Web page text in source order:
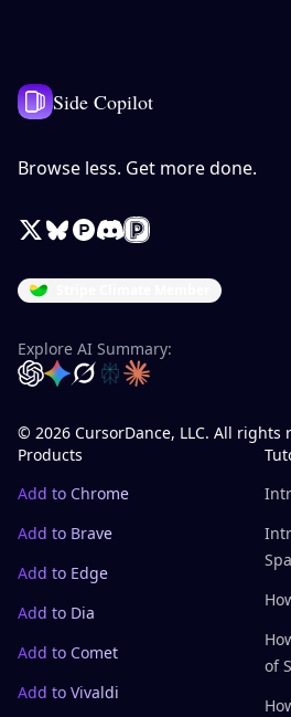
Side Copilot
Browse less. Get more done.
X / Twitter
Bluesky
Product Hunt
DiscordPeerlist
Explore AI Summary:
OpenAI
Google Gemini
GrokPerplexity
Claude
© 2026 CursorDance, LLC. All rights
Products
Add to Chrome
Add to Brave
Add to Edge
Add to Dia
Add to Comet
Add to Vivaldi
of